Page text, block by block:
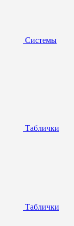
Системы
Таблички
Таблички